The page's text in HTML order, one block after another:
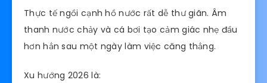
Thực tế ngồi cạnh hồ nước rất dễ thư giãn. Âm
thanh nước chảy và cá bơi tạo cảm giác nhẹ đầu
hơn hẳn sau một ngày làm việc căng thẳng.
Xu hướng 2026 là: